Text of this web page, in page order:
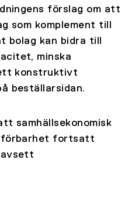
förslag om att
komplement till
bolag kan bidra till
minska
konstruktivt
beställarsidan.
samhällsekonomisk
fortsatt